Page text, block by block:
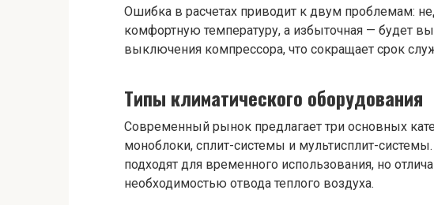
Ошибка в расчетах приводит к двум проблемам:
комфортную температуру, а избыточная — будет
выключения компрессора, что сокращает срок
Типы климатического оборудования
Современный рынок предлагает три основных
моноблоки, сплит-системы и мультисплит-
подходят для временного использования, но
необходимостью отвода теплого воздуха.